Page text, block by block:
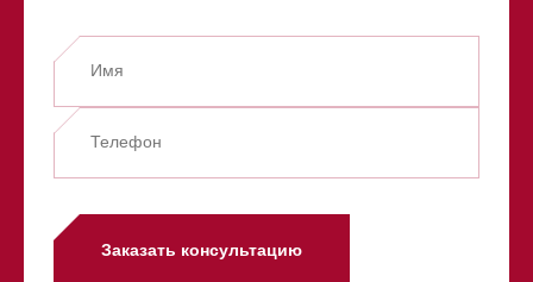
Заказать консультацию